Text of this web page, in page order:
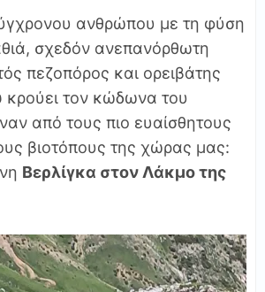
ανθρώπου με τη φύση
σχεδόν ανεπανόρθωτη
πεζοπόρος και ορειβάτης
κρούει τον κώδωνα του
από τους πιο ευαίσθητους
βιοτόπους της χώρας μας:
Βερλίγκα στον Λάκμο της